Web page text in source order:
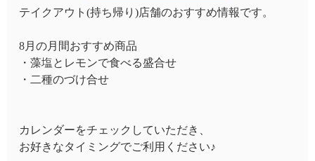
テイクアウト(持ち帰り)店舗のおすすめ情報です。
8月の月間おすすめ商品
・藻塩とレモンで食べる盛合せ
・二種のづけ合せ
カレンダーをチェックしていただき、
お好きなタイミングでご利用ください♪